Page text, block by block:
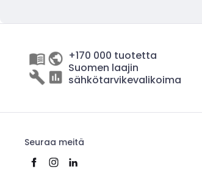
+170 000 tuotetta
Suomen laajin
sähkötarvikevalikoima
Seuraa meitä